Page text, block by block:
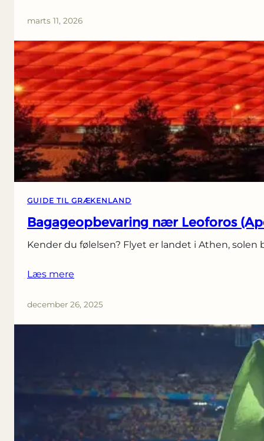
marts 11, 2026
GUIDE TIL GRÆKENLAND
Bagageopbevaring nær Leoforos
Kender du følelsen? Flyet er landet i Athen,
Læs mere
december 26, 2025